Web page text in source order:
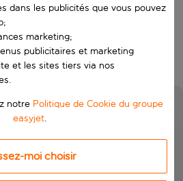
Rechercher
dans les publicités que vous pouvez
marketing;
publicitaires et marketing
et les sites tiers via nos
notre Politique de Cookie du groupe
easyjet.
moi choisir